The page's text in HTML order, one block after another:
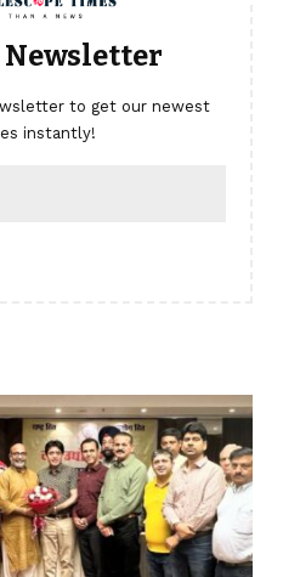
Newsletter
to get our newest
instantly!